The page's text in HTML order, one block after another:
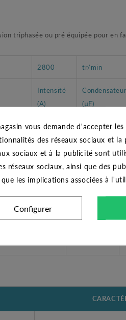
ou pré équipée pour en
2800 tr/min
Intensité
(A)
Condensateur
(µF)
1,2 2
vous demande d'accepter
des réseaux sociaux et
sociaux et à la publicité sont
réseaux sociaux, ainsi que des
les implications associées à
Configurer